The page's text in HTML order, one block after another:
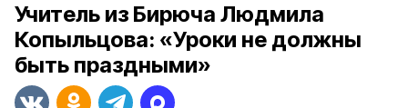
Учитель из Бирюча Людмила
Копыльцова: «Уроки не должны
быть праздными»